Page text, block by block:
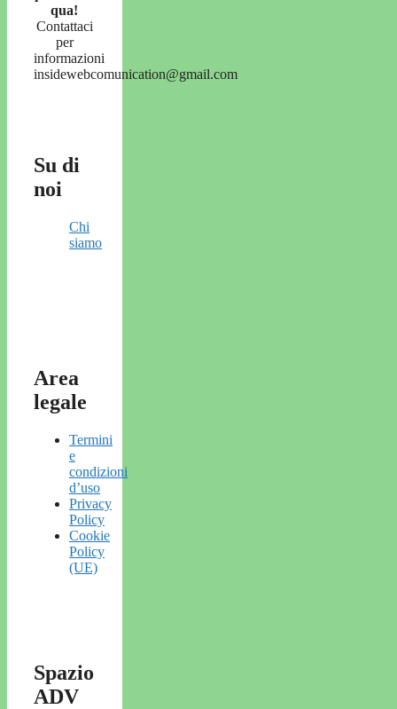
qua!
Contattaci
per
informazioni
insidewebcomunication@gmail.com
Su di
noi
Chi
siamo
Area
legale
Termini
e
condizioni
d’uso
Privacy
Policy
Cookie
Policy
(UE)
Spazio
ADV